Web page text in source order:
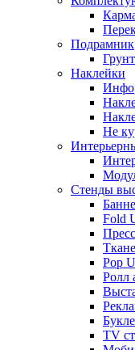
Подрамник
Наклейки
Не
Стенды
Fold
Pop
Ролл
TV